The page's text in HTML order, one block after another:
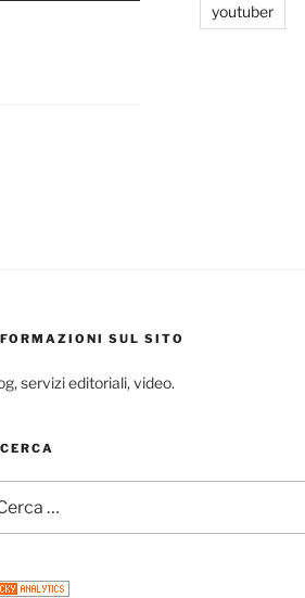
youtuber
SUL SITO
servizi editoriali, video.